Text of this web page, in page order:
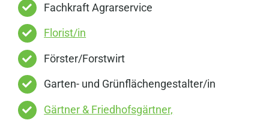
Fachkraft Agrarservice
Florist/in
Förster/Forstwirt
Garten- und Grünflächengestalter/in
Gärtner & Friedhofsgärtner,